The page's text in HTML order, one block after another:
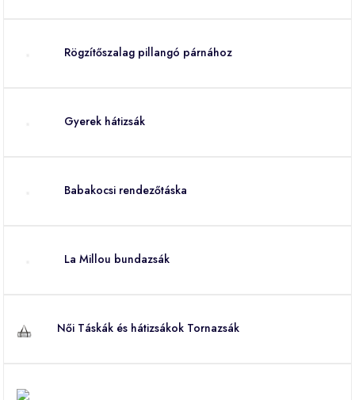
Rögzítőszalag pillangó párnához
Gyerek hátizsák
Babakocsi rendezőtáska
La Millou bundazsák
Női Táskák és hátizsákok Tornazsák